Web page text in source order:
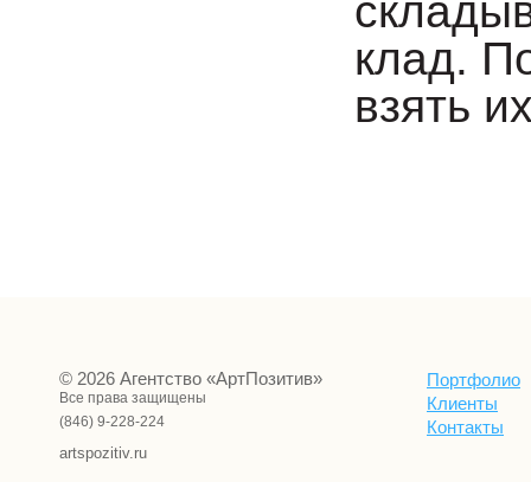
клад.
взять
© 2026 Агентство «АртПозитив»
Все права защищены
(846) 9-228-224
artspozitiv.ru
Портфолио
Клиенты
Контакты